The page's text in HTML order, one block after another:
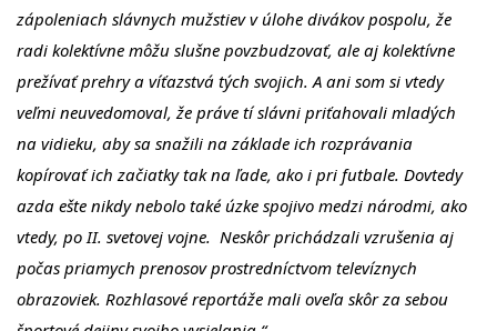
zápoleniach slávnych mužstiev v úlohe divákov pospolu, že
radi kolektívne môžu slušne povzbudzovať, ale aj kolektívne
prežívať prehry a víťazstvá tých svojich. A ani som si vtedy
veľmi neuvedomoval, že práve tí slávni priťahovali mladých
na vidieku, aby sa snažili na základe ich rozprávania
kopírovať ich začiatky tak na ľade, ako i pri futbale. Dovtedy
azda ešte nikdy nebolo také úzke spojivo medzi národmi, ako
vtedy, po II. svetovej vojne. Neskôr prichádzali vzrušenia aj
počas priamych prenosov prostredníctvom televíznych
obrazoviek. Rozhlasové reportáže mali oveľa skôr za sebou